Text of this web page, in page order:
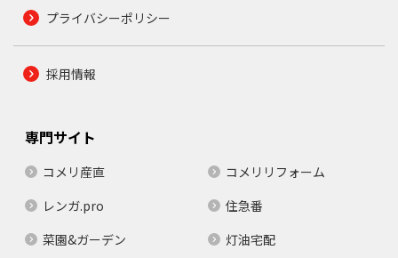
プライバシーポリシー
採用情報
専門サイト
コメリ産直
コメリリフォーム
レンガ.pro
住急番
菜園&ガーデン
灯油宅配